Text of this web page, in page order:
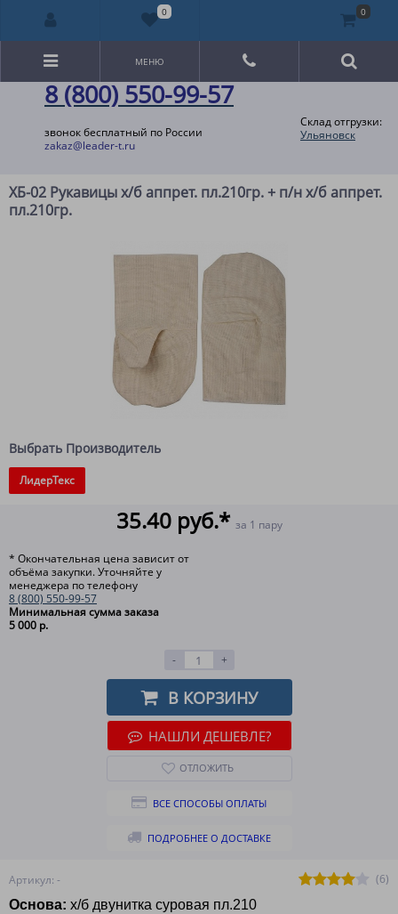
8 (800) 550-99-57
звонок бесплатный по России
zakaz@leader-t.ru
Склад отгрузки:
Ульяновск
МЕНЮ
ХБ-02 Рукавицы х/б аппрет. пл.210гр. + п/н х/б аппрет.
пл.210гр.
Артикул: -
(6)
Основа: х/б двунитка суровая пл.210
Выбрать Производитель
ЛидерТекс
35.40 руб.* за 1 пару
* Окончательная цена зависит от
объёма закупки. Уточняйте у
менеджера по телефону
8 (800) 550-99-57
Минимальная сумма заказа
5 000 р.
- +
В КОРЗИНУ
НАШЛИ ДЕШЕВЛЕ?
ОТЛОЖИТЬ
ВСЕ СПОСОБЫ ОПЛАТЫ
ПОДРОБНЕЕ О ДОСТАВКЕ
0 0